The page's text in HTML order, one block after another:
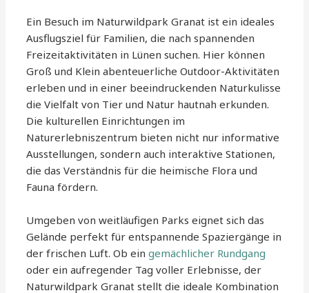
Ein Besuch im Naturwildpark Granat ist ein ideales
Ausflugsziel für Familien, die nach spannenden
Freizeitaktivitäten in Lünen suchen. Hier können
Groß und Klein abenteuerliche Outdoor-Aktivitäten
erleben und in einer beeindruckenden Naturkulisse
die Vielfalt von Tier und Natur hautnah erkunden.
Die kulturellen Einrichtungen im
Naturerlebniszentrum bieten nicht nur informative
Ausstellungen, sondern auch interaktive Stationen,
die das Verständnis für die heimische Flora und
Fauna fördern.
Umgeben von weitläufigen Parks eignet sich das
Gelände perfekt für entspannende Spaziergänge in
der frischen Luft. Ob eingemächlicher Rundgang
oder ein aufregender Tag voller Erlebnisse, der
Naturwildpark Granat stellt die ideale Kombination